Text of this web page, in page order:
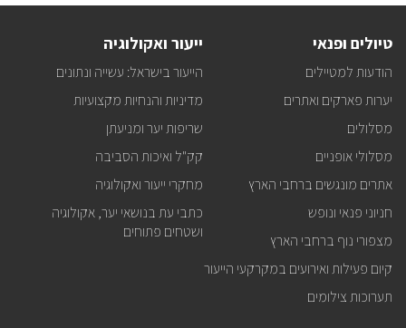
במייל
טיולים ופנאי
הודעות למטיילים
יערות פארקים ואתרים
מסלולים
מסלולי אופניים
אתרים מונגשים ברחבי הארץ
חניוני פנאי ונופש
מצפורי נוף ברחבי הארץ
קיום פעילות ואירועים במקרקעי הייעור
תערוכות צילומים
ייעור ואקולוגיה
הייעור בישראל: עשייה ונתונים
מדיניות והנחיות מקצועיות
שריפות יער ומניעתן
קק"ל ואיכות הסביבה
מחקרי ייעור ואקולוגיה
כתבי עת בנושאי יער, אקולוגיה
ושטחים פתוחים